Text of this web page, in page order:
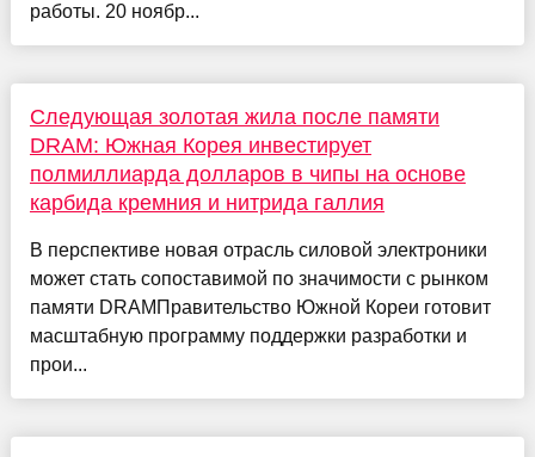
работы. 20 ноябр...
Следующая золотая жила после памяти
DRAM: Южная Корея инвестирует
полмиллиарда долларов в чипы на основе
карбида кремния и нитрида галлия
В перспективе новая отрасль силовой электроники
может стать сопоставимой по значимости с рынком
памяти DRAMПравительство Южной Кореи готовит
масштабную программу поддержки разработки и
прои...